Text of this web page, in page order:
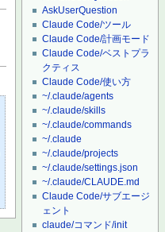
AskUserQuestion
Claude Code/ツール
Claude Code/計画モード
Claude Code/ベストプラ
クティス
Claude Code/使い方
~/.claude/agents
~/.claude/skills
~/.claude/commands
~/.claude
~/.claude/projects
~/.claude/settings.json
~/.claude/CLAUDE.md
Claude Code/サブエージ
ェント
claude/コマンド/init